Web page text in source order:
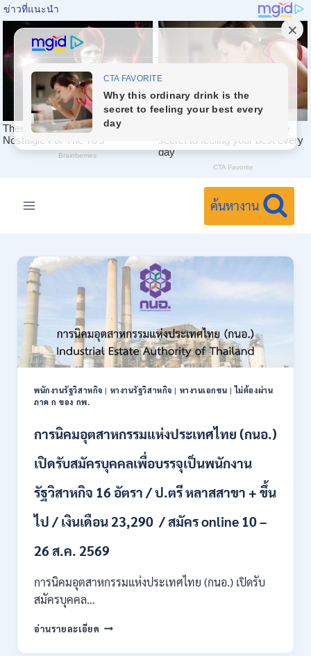
ค้นหางาน
พนักงานรัฐวิสาหกิจ | หางานรัฐวิสาหกิจ | หางานเอกชน |ไม่ต้องผ่าน
ภาค ก ของ กพ.
การนิคมอุตสาหกรรมแห่งประเทศไทย (กนอ.)
เปิดรับสมัครบุคคลเพื่อบรรจุเป็นพนักงาน
รัฐวิสาหกิจ 16 อัตรา / ป.ตรี หลาสสาขา + ขึ้น
ไป / เงินเดือน 23,290 / สมัคร online 10 –
26 ส.ค. 2569
การนิคมอุตสาหกรรมแห่งประเทศไทย (กนอ.) เปิดรับ
สมัครบุคคล…
อ่านรายละเอียด การ
อุตสาหกรรม